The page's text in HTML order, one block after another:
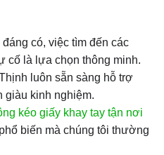
có, việc tìm đến các
cố là lựa chọn thông minh.
luôn sẵn sàng hỗ trợ
giàu kinh nghiệm.
kéo giấy khay tay tận nơi
biến mà chúng tôi thường